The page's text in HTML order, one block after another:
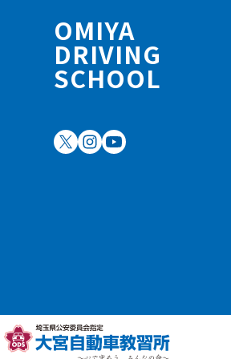
OMIYA
DRIVING
SCHOOL